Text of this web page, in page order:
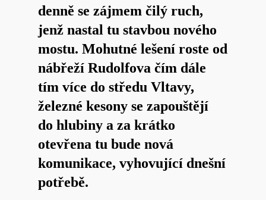
denně se zájmem čilý ruch,
jenž nastal tu stavbou nového
mostu. Mohutné lešení roste od
nábřeží Rudolfova čím dále
tím více do středu Vltavy,
železné kesony se zapouštějí
do hlubiny a za krátko
otevřena tu bude nová
komunikace, vyhovující dnešní
potřebě.